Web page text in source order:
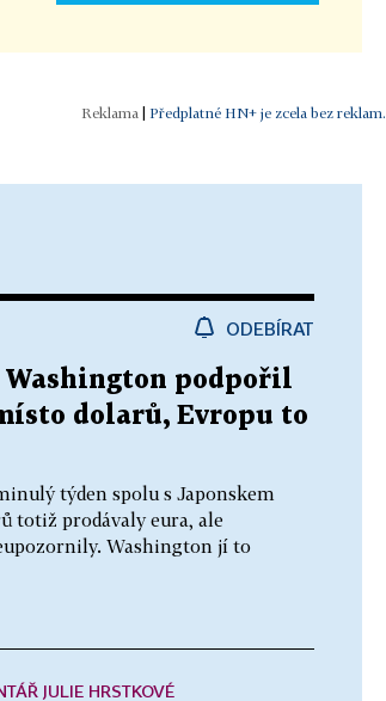
| Předplatné HN+ je zcela bez reklam.
ODEBÍRAT
podpořil
dolarů, Evropu to
týden spolu s Japonskem
totiž prodávaly eura, ale
Washington jí to
JULIE HRSTKOVÉ